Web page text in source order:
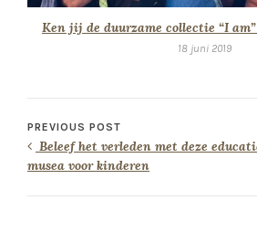
Ken jij de duurzame collectie “I
18 juni 2019
PREVIOUS POST
Beleef het verleden met deze
musea voor kinderen